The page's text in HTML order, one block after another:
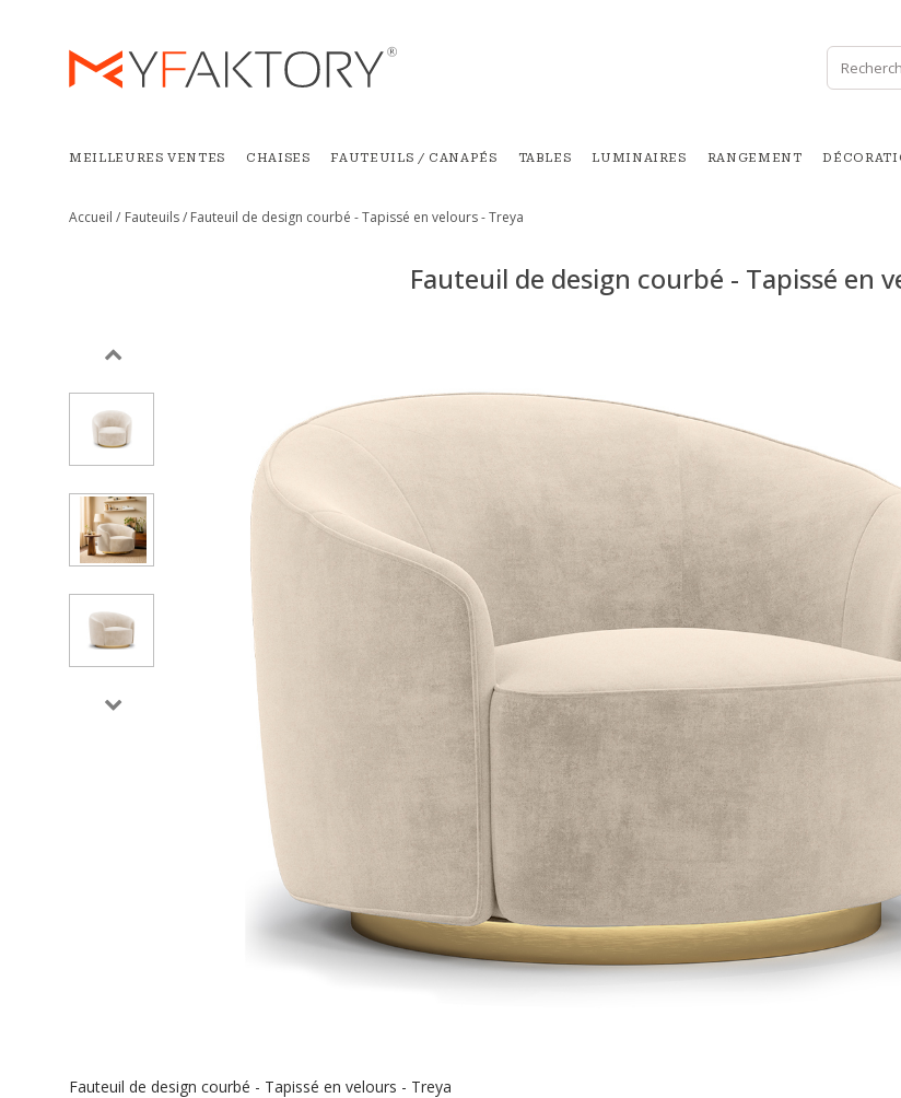
MEILLEURES VENTES CHAISES FAUTEUILS / CANAPÉS TABLES LUMINAIRES RANGEMENT
Accueil / Fauteuils / Fauteuil de design courbé - Tapissé en velours - Treya
Fauteuil de design courbé - Tapissé en
Fauteuil de design courbé - Tapissé en velours - Treya